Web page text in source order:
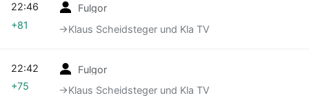
Fulgor
→‎Klaus Scheidsteger und Kla TV
22:46
+81
Fulgor
→‎Klaus Scheidsteger und Kla TV
22:42
+75